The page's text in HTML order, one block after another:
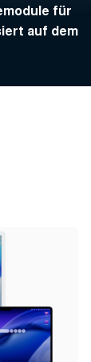
für
auf dem